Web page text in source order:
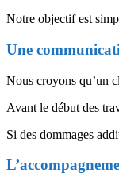
Notre objectif est
Une
Nous croyons qu’un
Avant le début des
Si des dommages